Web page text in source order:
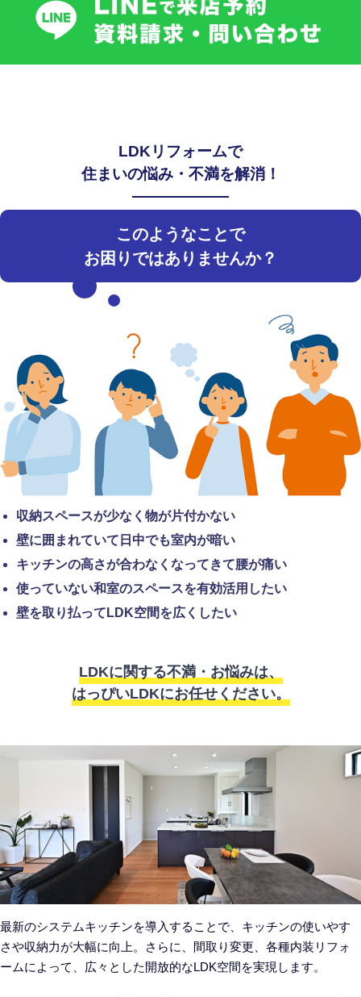
LDKリフォームで
住まいの悩み・不満を解消！
このようなことで
お困りではありませんか？
収納スペースが少なく物が片付かない
壁に囲まれていて日中でも室内が暗い
キッチンの高さが合わなくなってきて腰が痛い
使っていない和室のスペースを有効活用したい
壁を取り払ってLDK空間を広くしたい
LDKに関する不満・お悩みは、
はっぴいLDKにお任せください。
最新のシステムキッチンを導入することで、キッチンの使いやす
さや収納力が大幅に向上。さらに、間取り変更、各種内装リフォ
ームによって、広々とした開放的なLDK空間を実現します。